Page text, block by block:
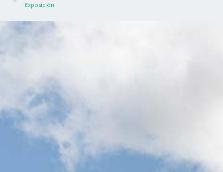
Exposición